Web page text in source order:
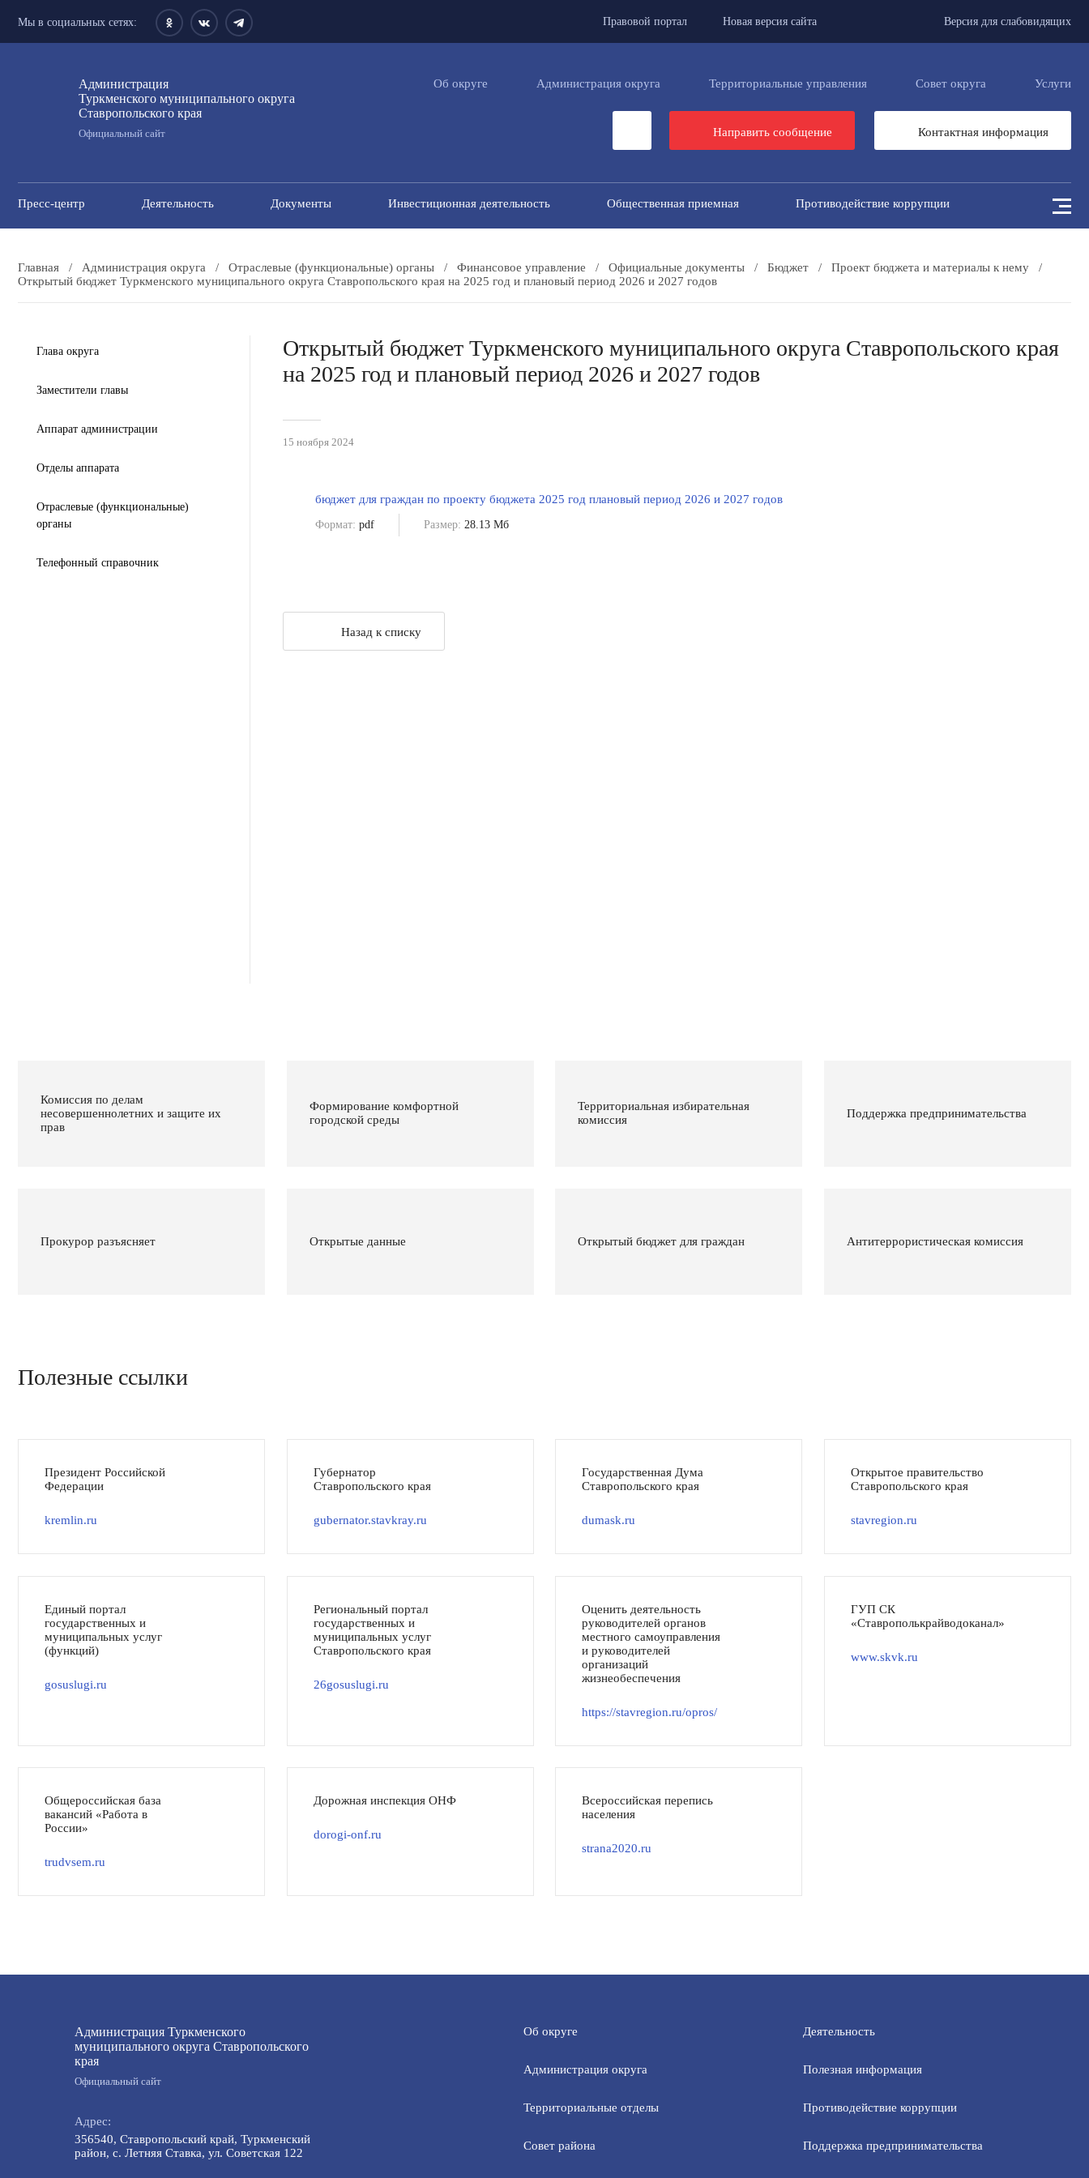
Мы в социальных сетях: Правовой портал Новая версия сайта Версия для слабовидящих
Администрация
Туркменского муниципального округа
Ставропольского края
Официальный сайт
Об округе Администрация округа Территориальные управления Совет округа Услуги
Направить сообщение Контактная информация
Пресс-центр Деятельность Документы Инвестиционная деятельность Общественная приемная Противодействие коррупции
Главная / Администрация округа / Отраслевые (функциональные) органы / Финансовое управление / Официальные документы / Бюджет / Проект бюджета и материалы к нему
/
Открытый бюджет Туркменского муниципального округа Ставропольского края на 2025 год и плановый период 2026 и 2027 годов
Глава округа
Заместители главы
Аппарат администрации
Отделы аппарата
Отраслевые (функциональные)
органы
Телефонный справочник
Открытый бюджет Туркменского муниципального округа Ставропольского края
на 2025 год и плановый период 2026 и 2027 годов
15 ноября 2024
бюджет для граждан по проекту бюджета 2025 год плановый период 2026 и 2027 годов
Формат: pdf Размер: 28.13 Мб
Назад к списку
Комиссия по делам
несовершеннолетних и защите их
прав
Формирование комфортной
городской среды
Территориальная избирательная
комиссия
Поддержка предпринимательства
Прокурор разъясняет Открытые данные Открытый бюджет для граждан Антитеррористическая комиссия
Полезные ссылки
Президент Российской
Федерации
kremlin.ru
Губернатор
Ставропольского края
gubernator.stavkray.ru
Государственная Дума
Ставропольского края
dumask.ru
Открытое правительство
Ставропольского края
stavregion.ru
Единый портал
государственных и
муниципальных услуг
(функций)
gosuslugi.ru
Региональный портал
государственных и
муниципальных услуг
Ставропольского края
26gosuslugi.ru
Оценить деятельность
руководителей органов
местного самоуправления
и руководителей
организаций
жизнеобеспечения
https://stavregion.ru/opros/
ГУП СК
«Ставрополькрайводоканал»
www.skvk.ru
Общероссийская база
вакансий «Работа в
России»
trudvsem.ru
Дорожная инспекция ОНФ
dorogi-onf.ru
Всероссийская перепись
населения
strana2020.ru
Администрация Туркменского
муниципального округа Ставропольского
края
Официальный сайт
Адрес:
356540, Ставропольский край, Туркменский
район, с. Летняя Ставка, ул. Советская 122
Об округе
Администрация округа
Территориальные отделы
Совет района
Деятельность
Полезная информация
Противодействие коррупции
Поддержка предпринимательства